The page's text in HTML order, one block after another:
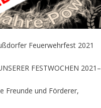
Feuerwehrfest 2021
FESTWOCHEN 2021–
Freunde und Förderer,